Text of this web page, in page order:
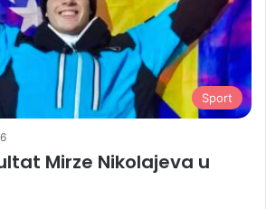
Sport
Mirze Nikolajeva u